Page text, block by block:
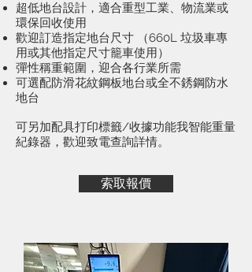
超低地台設計，適合重型工業、物流業或
環保回收使用
歡迎訂造指定地台尺寸 （660L 垃圾車專
用或其他指定尺寸籠車使用）
​彈性稱重範圍，迎合各行業所需
可選配防滑花紋鋼板地台或全不銹鋼防水
地台
​可另加配具打印標籤/收據功能我智能重量
紀錄器，歡迎致電查詢詳情。
索取報價